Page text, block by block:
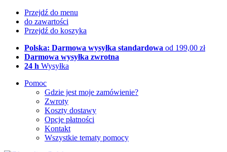
Przejdź do menu
do zawartości
Przejdź do koszyka
Polska: Darmowa wysyłka standardowa od 199,00 zł
Darmowa wysyłka zwrotna
24 h Wysyłka
Pomoc
Gdzie jest moje zamówienie?
Zwroty
Koszty dostawy
Opcje płatności
Kontakt
Wszystkie tematy pomocy